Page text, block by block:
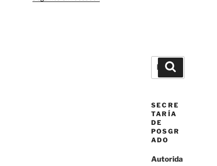
Buscar
SECRE
TARÍA
DE
POSGR
ADO
Autorida